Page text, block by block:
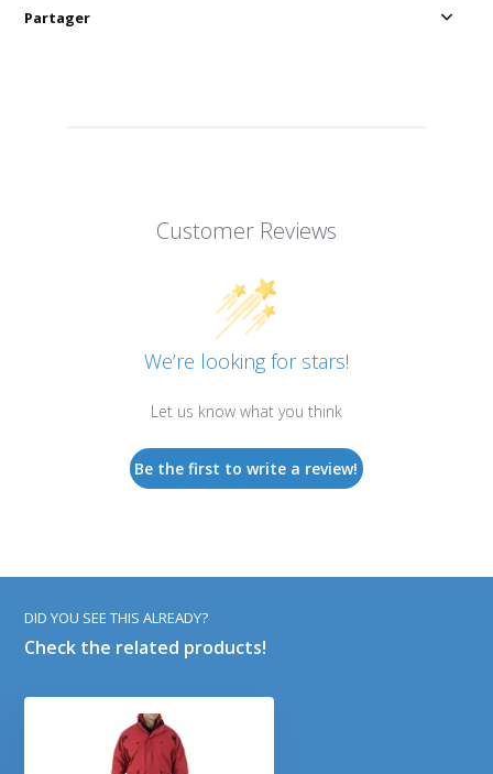
Customer Reviews
We’re looking for stars!
Let us know what you think
Be the first to write a review!
Partager
DID YOU SEE THIS ALREADY?
Check the related products!